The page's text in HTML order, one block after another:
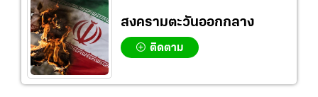
สงครามตะวันออกกลาง
ติดตาม